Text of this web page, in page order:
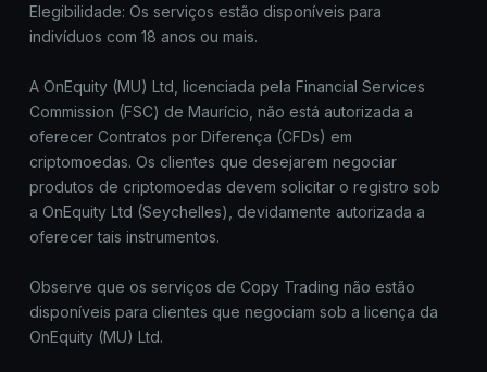
Elegibilidade: Os serviços estão disponíveis para
indivíduos com 18 anos ou mais.
A OnEquity (MU) Ltd, licenciada pela Financial Services
Commission (FSC) de Maurício, não está autorizada a
oferecer Contratos por Diferença (CFDs) em
criptomoedas. Os clientes que desejarem negociar
produtos de criptomoedas devem solicitar o registro sob
a OnEquity Ltd (Seychelles), devidamente autorizada a
oferecer tais instrumentos.
Observe que os serviços de Copy Trading não estão
disponíveis para clientes que negociam sob a licença da
OnEquity (MU) Ltd.